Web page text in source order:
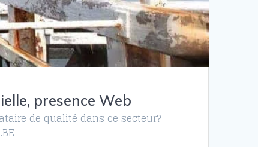
presence Web
de qualité dans ce secteur?